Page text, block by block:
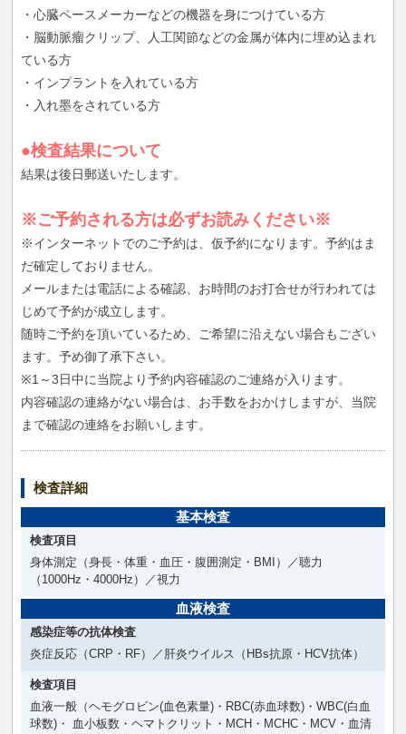
・心臓ペースメーカーなどの機器を身につけている方
・脳動脈瘤クリップ、人工関節などの金属が体内に埋め込まれ
ている方
・インプラントを入れている方
・入れ墨をされている方
●検査結果について
結果は後日郵送いたします。
※ご予約される方は必ずお読みください※
※インターネットでのご予約は、仮予約になります。予約はま
だ確定しておりません。
メールまたは電話による確認、お時間のお打合せが行われては
じめて予約が成立します。
随時ご予約を頂いているため、ご希望に沿えない場合もござい
ます。予め御了承下さい。
※1～3日中に当院より予約内容確認のご連絡が入ります。
内容確認の連絡がない場合は、お手数をおかけしますが、当院
まで確認の連絡をお願いします。
検査詳細
基本検査
検査項目
身体測定（身長・体重・血圧・腹囲測定・BMI）／聴力
（1000Hz・4000Hz）／視力
血液検査
感染症等の抗体検査
炎症反応（CRP・RF）／肝炎ウイルス（HBs抗原・HCV抗体）
検査項目
血液一般（ヘモグロビン(血色素量)・RBC(赤血球数)・WBC(白血
球数)・ 血小板数・ヘマトクリット・MCH・MCHC・MCV・血清